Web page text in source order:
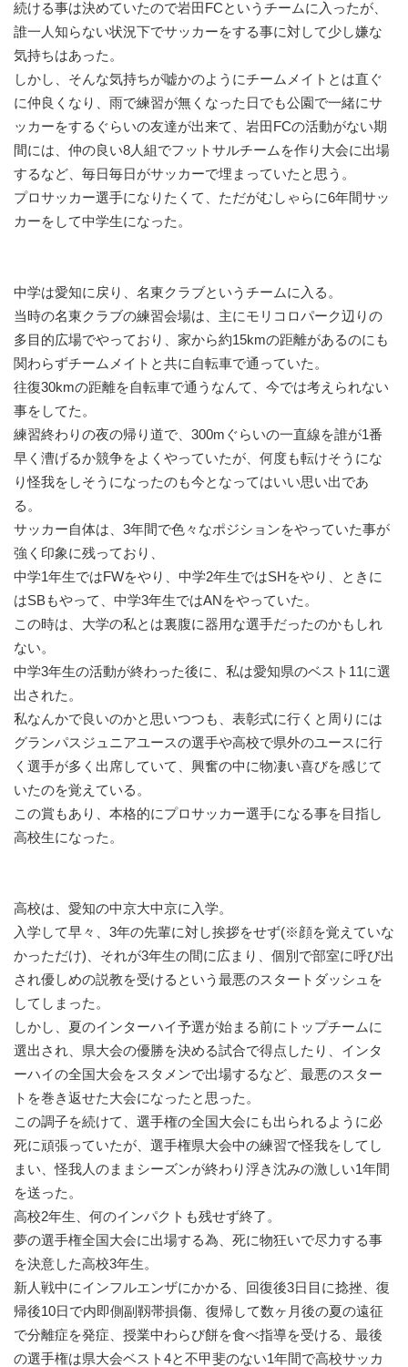
続ける事は決めていたので岩田FCというチームに入ったが、
誰一人知らない状況下でサッカーをする事に対して少し嫌な
気持ちはあった。
しかし、そんな気持ちが嘘かのようにチームメイトとは直ぐ
に仲良くなり、雨で練習が無くなった日でも公園で一緒にサ
ッカーをするぐらいの友達が出来て、岩田FCの活動がない期
間には、仲の良い8人組でフットサルチームを作り大会に出場
するなど、毎日毎日がサッカーで埋まっていたと思う。
プロサッカー選手になりたくて、ただがむしゃらに6年間サッ
カーをして中学生になった。
中学は愛知に戻り、名東クラブというチームに入る。
当時の名東クラブの練習会場は、主にモリコロパーク辺りの
多目的広場でやっており、家から約15kmの距離があるのにも
関わらずチームメイトと共に自転車で通っていた。
往復30kmの距離を自転車で通うなんて、今では考えられない
事をしてた。
練習終わりの夜の帰り道で、300mぐらいの一直線を誰が1番
早く漕げるか競争をよくやっていたが、何度も転けそうにな
り怪我をしそうになったのも今となってはいい思い出であ
る。
サッカー自体は、3年間で色々なポジションをやっていた事が
強く印象に残っており、
中学1年生ではFWをやり、中学2年生ではSHをやり、ときに
はSBもやって、中学3年生ではANをやっていた。
この時は、大学の私とは裏腹に器用な選手だったのかもしれ
ない。
中学3年生の活動が終わった後に、私は愛知県のベスト11に選
出された。
私なんかで良いのかと思いつつも、表彰式に行くと周りには
グランパスジュニアユースの選手や高校で県外のユースに行
く選手が多く出席していて、興奮の中に物凄い喜びを感じて
いたのを覚えている。
この賞もあり、本格的にプロサッカー選手になる事を目指し
高校生になった。
高校は、愛知の中京大中京に入学。
入学して早々、3年の先輩に対し挨拶をせず(※顔を覚えていな
かっただけ)、それが3年生の間に広まり、個別で部室に呼び出
され優しめの説教を受けるという最悪のスタートダッシュを
してしまった。
しかし、夏のインターハイ予選が始まる前にトップチームに
選出され、県大会の優勝を決める試合で得点したり、インタ
ーハイの全国大会をスタメンで出場するなど、最悪のスター
トを巻き返せた大会になったと思った。
この調子を続けて、選手権の全国大会にも出られるように必
死に頑張っていたが、選手権県大会中の練習で怪我をしてし
まい、怪我人のままシーズンが終わり浮き沈みの激しい1年間
を送った。
高校2年生、何のインパクトも残せず終了。
夢の選手権全国大会に出場する為、死に物狂いで尽力する事
を決意した高校3年生。
新人戦中にインフルエンザにかかる、回復後3日目に捻挫、復
帰後10日で内即側副靱帯損傷、復帰して数ヶ月後の夏の遠征
で分離症を発症、授業中わらび餅を食べ指導を受ける、最後
の選手権は県大会ベスト4と不甲斐のない1年間で高校サッカ